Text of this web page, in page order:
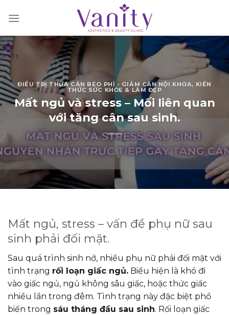
đến
dung
ĐIỀU TRỊ THỪA CÂN BÉO PHÌ - GIẢM CÂN NỘI KHOA, KIẾN
THỨC SỨC KHỎE & LÀM ĐẸP
Mất ngủ và stress – Mối liên quan
với tăng cân sau sinh.
Mất ngủ, stress – vấn đề phụ nữ sau
sinh phải đối mặt.
Sau quá trình sinh nở, nhiều phụ nữ phải đối mặt với
tình trạng rối loạn giấc ngủ. Biểu hiện là khó đi
vào giấc ngủ, ngủ không sâu giấc, hoặc thức giấc
nhiều lần trong đêm. Tình trạng này đặc biệt phổ
biến trong sáu tháng đầu sau sinh. Rối loạn giấc